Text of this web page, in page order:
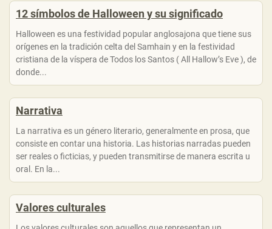
12 símbolos de Halloween y su significado
Halloween es una festividad popular anglosajona que tiene sus
orígenes en la tradición celta del Samhain y en la festividad
cristiana de la víspera de Todos los Santos ( All Hallow’s Eve ), de
donde...
Narrativa
La narrativa es un género literario, generalmente en prosa, que
consiste en contar una historia. Las historias narradas pueden
ser reales o ficticias, y pueden transmitirse de manera escrita u
oral. En la...
Valores culturales